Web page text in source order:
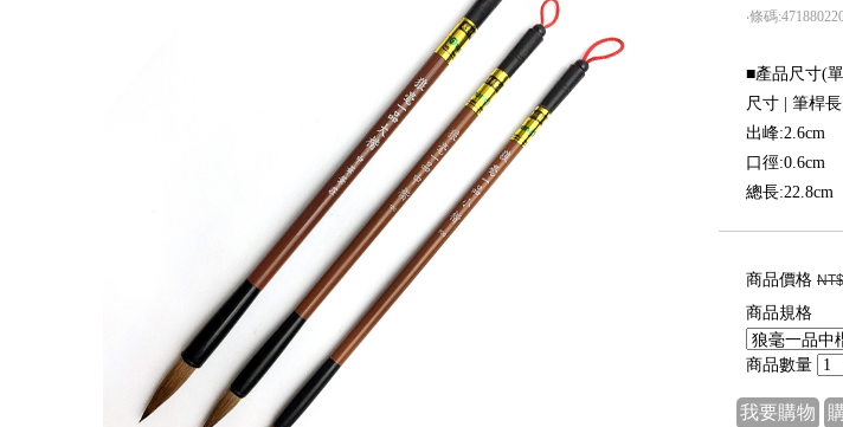
‧條碼
■產品尺寸(
尺寸 | 筆桿
出峰:2.6cm
口徑:0.6cm
總長:22.8cm
商品價格
商品規格
商品數量
我要購物